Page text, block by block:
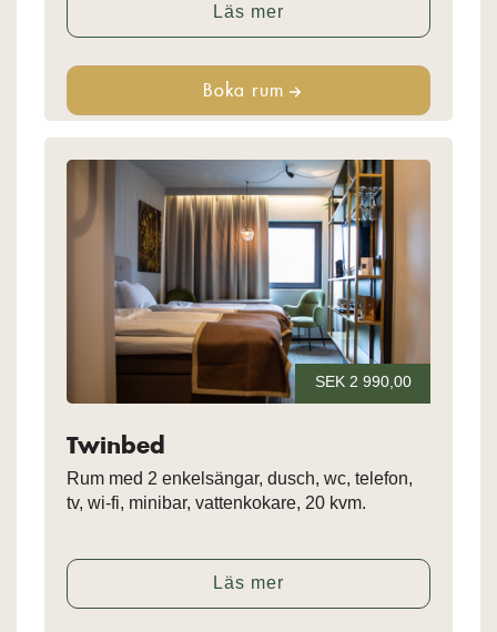
Läs mer
Boka rum
Twinbed
Rum med 2 enkelsängar, dusch, wc, telefon,
tv, wi-fi, minibar, vattenkokare, 20 kvm.
Läs mer
SEK 2 990,00